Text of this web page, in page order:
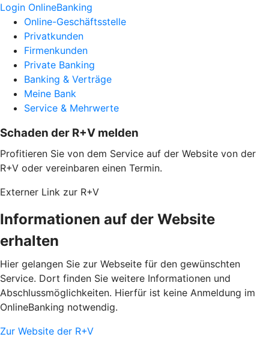
Login OnlineBanking
Online-Geschäftsstelle
Privatkunden
Firmenkunden
Private Banking
Banking & Verträge
Meine Bank
Service & Mehrwerte
Schaden der R+V melden
Profitieren Sie von dem Service auf der Website von der
R+V oder vereinbaren einen Termin.
Externer Link zur R+V
Informationen auf der Website
erhalten
Hier gelangen Sie zur Webseite für den gewünschten
Service. Dort finden Sie weitere Informationen und
Abschlussmöglichkeiten. Hierfür ist keine Anmeldung im
OnlineBanking notwendig.
Zur Website der R+V